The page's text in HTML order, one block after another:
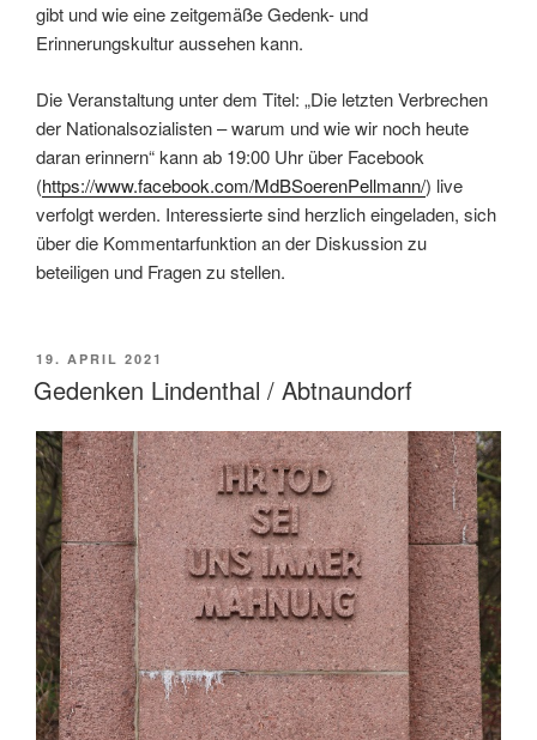
gibt und wie eine zeitgemäße Gedenk- und
Erinnerungskultur aussehen kann.
Die Veranstaltung unter dem Titel: „Die letzten Verbrechen
der Nationalsozialisten – warum und wie wir noch heute
daran erinnern“ kann ab 19:00 Uhr über Facebook
(https://www.facebook.com/MdBSoerenPellmann/) live
verfolgt werden. Interessierte sind herzlich eingeladen, sich
über die Kommentarfunktion an der Diskussion zu
beteiligen und Fragen zu stellen.
VERÖFFENTLICHT
AM
19. APRIL 2021
Gedenken Lindenthal / Abtnaundorf